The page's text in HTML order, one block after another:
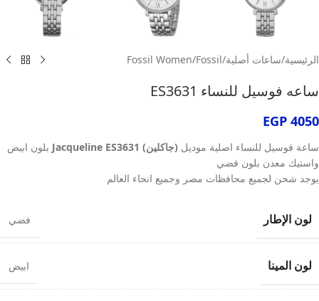
الرئيسية/ساعات أصلية/
Fossil
/
Fossil Women
ساعه فوسيل للنساء ES3631
EGP 4050
ساعة فوسيل للنساء اصلية موديل (جاكلين) Jacqueline ES3631
بلون ابيض
واستيك معدن بلون فضي
يوجد شحن لجميع محافظات مصر وجميع انحاء العالم
لون الإطار فضي
لون المينا ابيض